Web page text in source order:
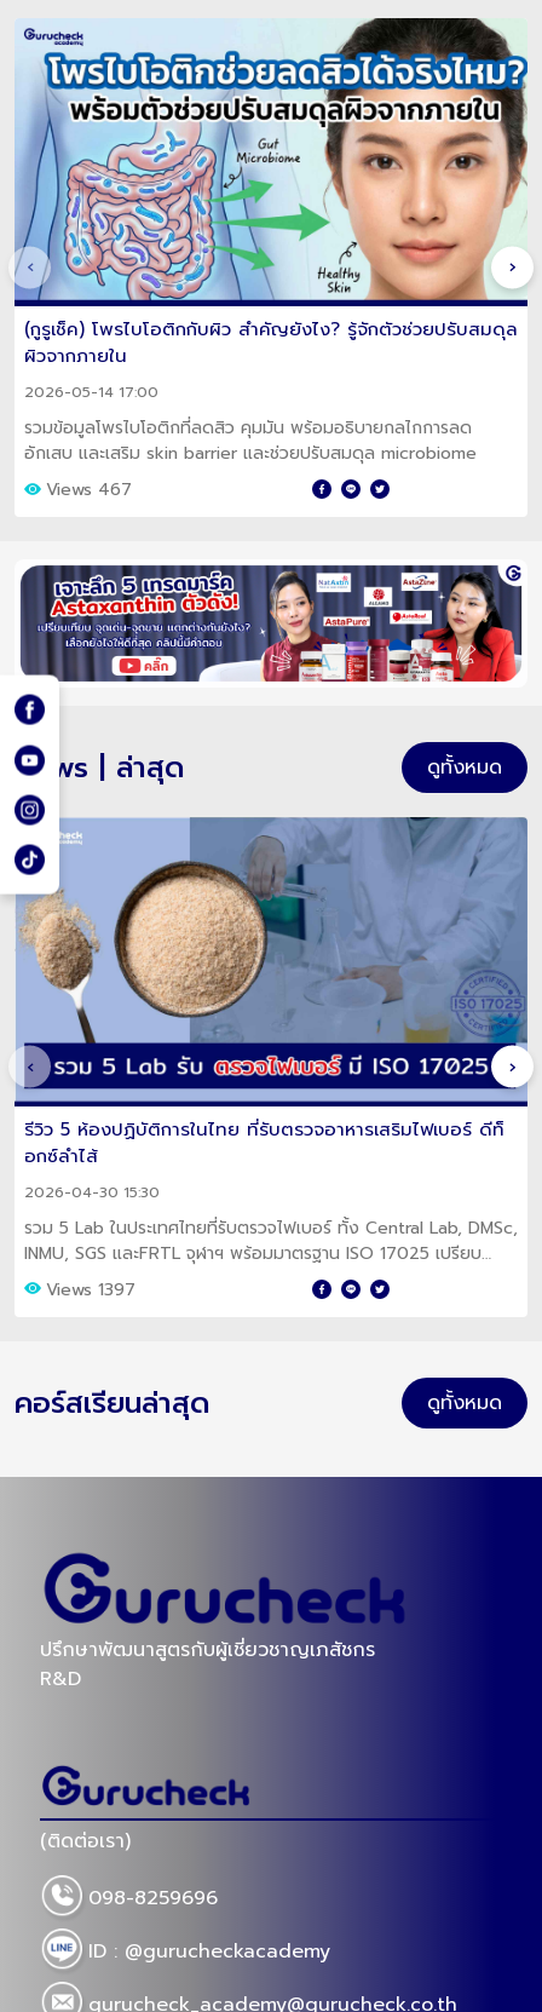
(กูรูเช็ค) โพรไบโอติกกับผิว สำคัญยังไง? รู้จักตัวช่วยปรับสมดุล
ผิวจากภายใน
2026-05-14 17:00
รวมข้อมูลโพรไบโอติกที่ลดสิว คุมมัน พร้อมอธิบายกลไกการลด
อักเสบ และเสริม skin barrier และช่วยปรับสมดุล microbiome
Views 467
‹ ›
News | ล่าสุด ดูทั้งหมด
รีวิว 5 ห้องปฏิบัติการในไทย ที่รับตรวจอาหารเสริมไฟเบอร์ ดีท็
อกซ์ลำไส้
2026-04-30 15:30
รวม 5 Lab ในประเทศไทยที่รับตรวจไฟเบอร์ ทั้ง Central Lab, DMSc,
INMU, SGS และFRTL จุฬาฯ พร้อมมาตรฐาน ISO 17025 เปรียบ
เทียบครบ อ่านก่อนส่งตรวจ
Views 1397
‹ ›
คอร์สเรียนล่าสุด ดูทั้งหมด
ปรึกษาพัฒนาสูตรกับผู้เชี่ยวชาญเภสัชกร
R&D
(ติดต่อเรา)
098-8259696
ID : @gurucheckacademy
gurucheck_academy@gurucheck.co.th